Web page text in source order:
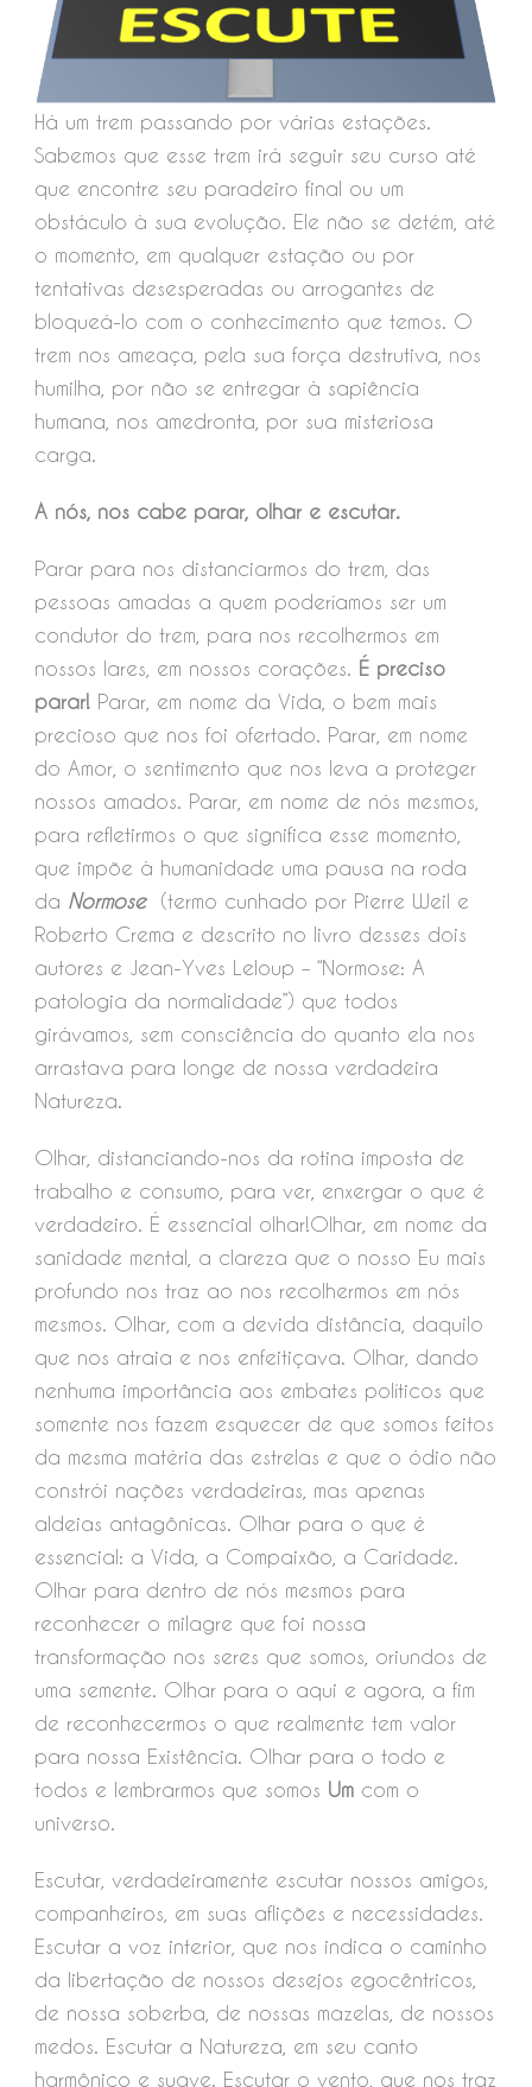
Há um trem passando por várias estações.
Sabemos que esse trem irá seguir seu curso até
que encontre seu paradeiro final ou um
obstáculo à sua evolução. Ele não se detém, até
o momento, em qualquer estação ou por
tentativas desesperadas ou arrogantes de
bloqueá-lo com o conhecimento que temos. O
trem nos ameaça, pela sua força destrutiva, nos
humilha, por não se entregar à sapiência
humana, nos amedronta, por sua misteriosa
carga.
A nós, nos cabe parar, olhar e escutar.
Parar para nos distanciarmos do trem, das
pessoas amadas a quem poderíamos ser um
condutor do trem, para nos recolhermos em
nossos lares, em nossos corações. É preciso
parar! Parar, em nome da Vida, o bem mais
precioso que nos foi ofertado. Parar, em nome
do Amor, o sentimento que nos leva a proteger
nossos amados. Parar, em nome de nós mesmos,
para refletirmos o que significa esse momento,
que impõe à humanidade uma pausa na roda
da Normose(termo cunhado por Pierre Weil e
Roberto Crema e descrito no livro desses dois
autores e Jean-Yves Leloup – “Normose: A
patologia da normalidade”) que todos
girávamos, sem consciência do quanto ela nos
arrastava para longe de nossa verdadeira
Natureza.
Olhar, distanciando-nos da rotina imposta de
trabalho e consumo, para ver, enxergar o que é
verdadeiro. É essencial olhar!Olhar, em nome da
sanidade mental, a clareza que o nosso Eu mais
profundo nos traz ao nos recolhermos em nós
mesmos. Olhar, com a devida distância, daquilo
que nos atraia e nos enfeitiçava. Olhar, dando
nenhuma importância aos embates políticos que
somente nos fazem esquecer de que somos feitos
da mesma matéria das estrelas e que o ódio não
constrói nações verdadeiras, mas apenas
aldeias antagônicas. Olhar para o que é
essencial: a Vida, a Compaixão, a Caridade.
Olhar para dentro de nós mesmos para
reconhecer o milagre que foi nossa
transformação nos seres que somos, oriundos de
uma semente. Olhar para o aqui e agora, a fim
de reconhecermos o que realmente tem valor
para nossa Existência. Olhar para o todo e
todos e lembrarmos que somos Um com o
universo.
Escutar, verdadeiramente escutar nossos amigos,
companheiros, em suas aflições e necessidades.
Escutar a voz interior, que nos indica o caminho
da libertação de nossos desejos egocêntricos,
de nossa soberba, de nossas mazelas, de nossos
medos. Escutar a Natureza, em seu canto
harmônico e suave. Escutar o vento, que nos traz